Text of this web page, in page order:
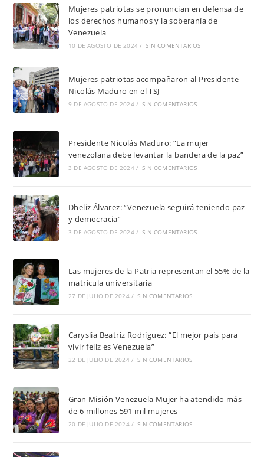
Mujeres patriotas se pronuncian en defensa de
los derechos humanos y la soberanía de
Venezuela
10 DE AGOSTO DE 2024 / SIN COMENTARIOS
Mujeres patriotas acompañaron al Presidente
Nicolás Maduro en el TSJ
9 DE AGOSTO DE 2024 / SIN COMENTARIOS
Presidente Nicolás Maduro: “La mujer
venezolana debe levantar la bandera de la paz”
3 DE AGOSTO DE 2024 / SIN COMENTARIOS
Dheliz Álvarez: “Venezuela seguirá teniendo paz
y democracia”
3 DE AGOSTO DE 2024 / SIN COMENTARIOS
Las mujeres de la Patria representan el 55% de la
matrícula universitaria
27 DE JULIO DE 2024 / SIN COMENTARIOS
Caryslia Beatriz Rodríguez: “El mejor país para
vivir feliz es Venezuela”
22 DE JULIO DE 2024 / SIN COMENTARIOS
Gran Misión Venezuela Mujer ha atendido más
de 6 millones 591 mil mujeres
20 DE JULIO DE 2024 / SIN COMENTARIOS